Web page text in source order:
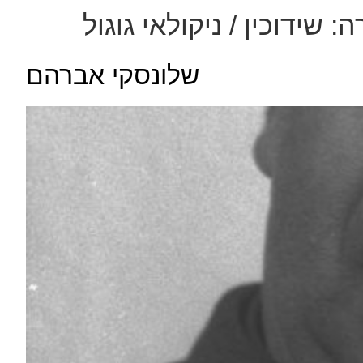
שידוכין / ניקולאי גוגול
שלונסקי אברהם